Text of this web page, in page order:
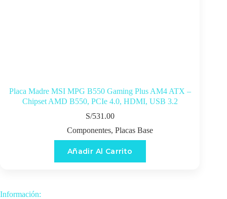
Placa Madre MSI MPG B550 Gaming Plus AM4 ATX –
Chipset AMD B550, PCIe 4.0, HDMI, USB 3.2
S/531.00
Componentes,Placas Base
Añadir Al Carrito
Información: